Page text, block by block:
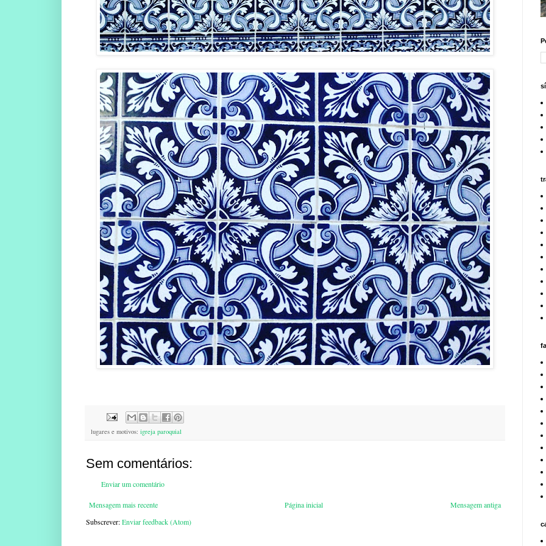
lugares e motivos: igreja paroquial
Sem comentários:
Enviar um comentário
Mensagem mais recente Mensagem antiga
Página inicial
Subscrever:Enviar feedback (Atom)